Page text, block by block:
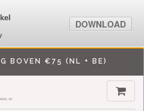
BOVEN €75 (NL + BE)
DOWNLOAD
DOWNLOAD